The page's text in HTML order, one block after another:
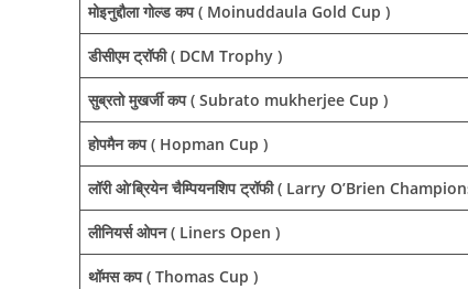
मोइनुद्दौला गोल्ड कप ( Moinuddaula Gold Cup )
डीसीएम ट्रॉफी ( DCM Trophy )
सुब्रतो मुखर्जी कप ( Subrato mukherjee Cup )
होपमैन कप ( Hopman Cup )
लॉरी ओ’ब्रियेन चैम्पियनशिप ट्रॉफी ( Larry O’Brien
लीनियर्स ओपन ( Liners Open )
थॉमस कप ( Thomas Cup )